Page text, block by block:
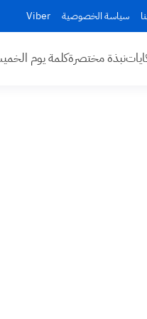
سياسة الخصوصية Viber
نبذة مختصرةكلمة يوم